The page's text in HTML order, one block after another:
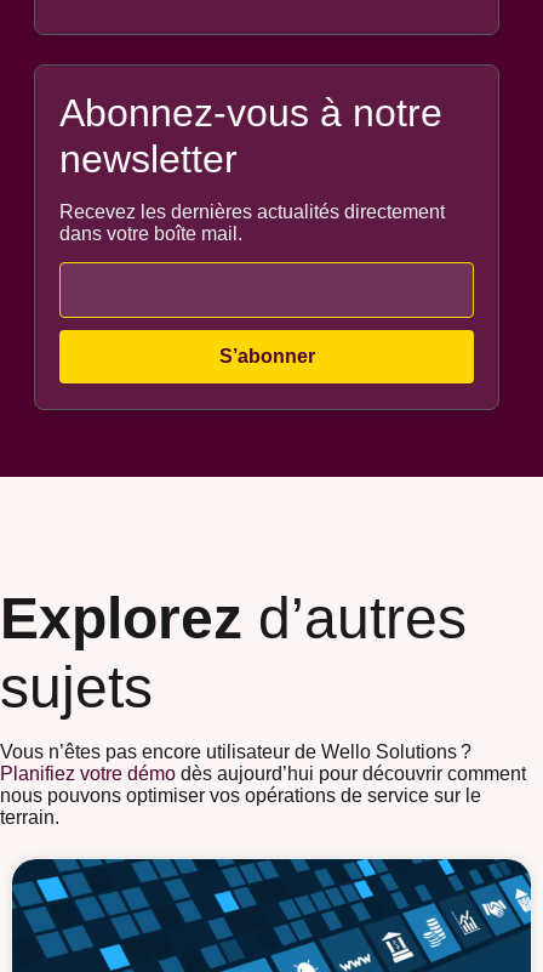
Abonnez-vous à notre
newsletter
Recevez les dernières actualités directement
dans votre boîte mail.
Explorez d’autres
sujets
Vous n’êtes pas encore utilisateur de Wello Solutions ?
Planifiez votre démo dès aujourd’hui pour découvrir comment
nous pouvons optimiser vos opérations de service sur le
terrain.